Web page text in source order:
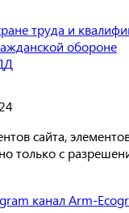
труда и
обороне
сайта,
только с